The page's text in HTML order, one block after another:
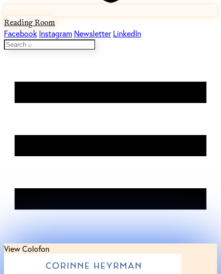
Reading Room
Facebook Instagram Newsletter LinkedIn
View Colofon